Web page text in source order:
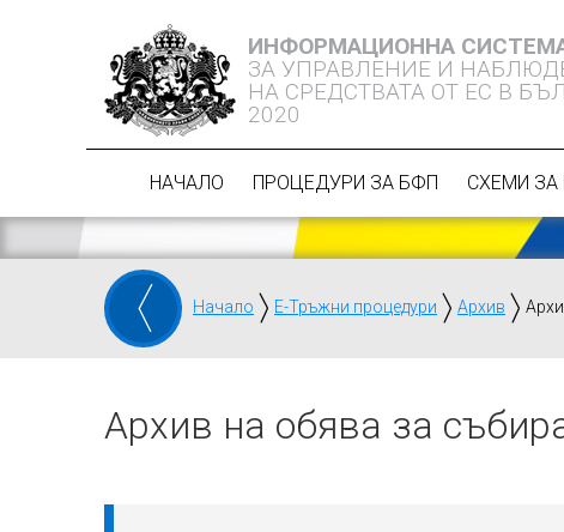
ИНФОРМАЦИОННА
ЗА УПРАВЛЕНИЕ И
НА СРЕДСТВАТА ОТ ЕС В
2020
НАЧАЛО ПРОЦЕДУРИ ЗА БФП СХЕМИ ЗА
Начало Е-Тръжни процедури Архив
Архив на обява за